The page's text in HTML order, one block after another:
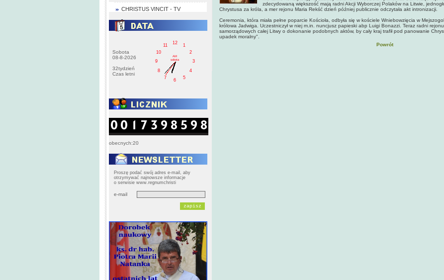
CHRISTUS VINCIT - TV
Sobota
08-8-2026
32tydzień
Czas letni
1
2
3
4
5
6
7
8
9
10
11
12
AM
sobota
obecnych:20
Proszę podać swój adres e-mail, aby
otrzymywać najnowsze informacje
o serwisie www.regnumchristi
e-mail
zdecydowaną większość mają radni Akcji Wyborczej Polaków na Litwie,
Chrystusa za króla, a mer rejonu Maria Rekść dzień później publicznie odczytała akt intronizacji.
Ceremonia, która miała pełne poparcie Kościoła, odbyła się w kościele Wniebowzięcia w
królowa Jadwiga. Uczestniczył w niej m.in. nuncjusz papieski abp Luigi Bonazzi. Teraz radni
samorządowych całej Litwy o dokonanie podobnych aktów, by cały kraj trafił pod panowanie
upadek moralny".
Powrót